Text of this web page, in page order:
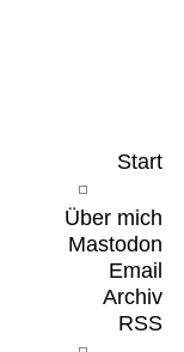
Start
Über mich
Mastodon
Email
Archiv
RSS